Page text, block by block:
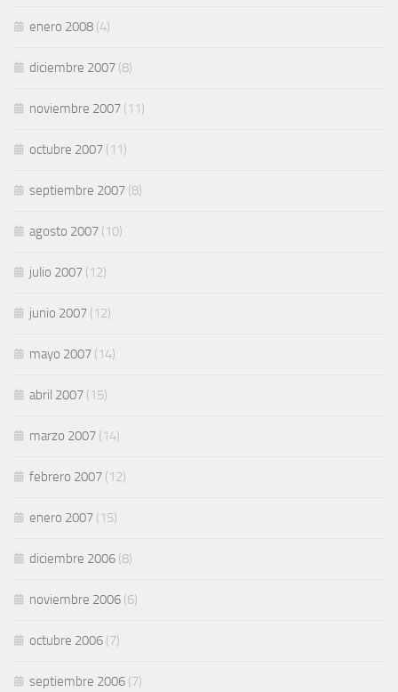
enero 2008 (4)
diciembre 2007 (8)
noviembre 2007 (11)
octubre 2007 (11)
septiembre 2007 (8)
agosto 2007 (10)
julio 2007 (12)
junio 2007 (12)
mayo 2007 (14)
abril 2007 (15)
marzo 2007 (14)
febrero 2007 (12)
enero 2007 (15)
diciembre 2006 (8)
noviembre 2006 (6)
octubre 2006 (7)
septiembre 2006 (7)